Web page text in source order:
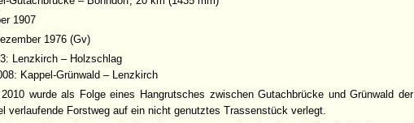
1907
1976 (Gv)
Lenzkirch – Holzschlag
Kappel-Grünwald – Lenzkirch
wurde als Folge eines Hangrutsches zwischen Gutachbrücke und Grünwald der
verlaufende Forstweg auf ein nicht genutztes Trassenstück verlegt.